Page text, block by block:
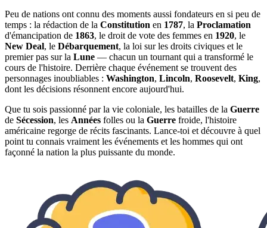
Peu de nations ont connu des moments aussi fondateurs en si peu de
temps : la rédaction de la Constitution en 1787, la Proclamation
d'émancipation de 1863, le droit de vote des femmes en 1920, le
New Deal, le Débarquement, la loi sur les droits civiques et le
premier pas sur la Lune — chacun un tournant qui a transformé le
cours de l'histoire. Derrière chaque événement se trouvent des
personnages inoubliables : Washington, Lincoln, Roosevelt, King,
dont les décisions résonnent encore aujourd'hui.
Que tu sois passionné par la vie coloniale, les batailles de la Guerre
de Sécession, les Années folles ou la Guerre froide, l'histoire
américaine regorge de récits fascinants. Lance-toi et découvre à quel
point tu connais vraiment les événements et les hommes qui ont
façonné la nation la plus puissante du monde.